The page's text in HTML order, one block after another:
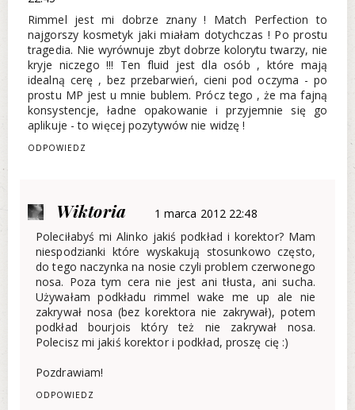
Rimmel jest mi dobrze znany ! Match Perfection to
najgorszy kosmetyk jaki miałam dotychczas ! Po prostu
tragedia. Nie wyrównuje zbyt dobrze kolorytu twarzy, nie
kryje niczego !!! Ten fluid jest dla osób , które mają
idealną cerę , bez przebarwień, cieni pod oczyma - po
prostu MP jest u mnie bublem. Prócz tego , że ma fajną
konsystencje, ładne opakowanie i przyjemnie się go
aplikuje - to więcej pozytywów nie widzę !
ODPOWIEDZ
Wiktoria
1 marca 2012 22:48
Poleciłabyś mi Alinko jakiś podkład i korektor? Mam
niespodzianki które wyskakują stosunkowo często,
do tego naczynka na nosie czyli problem czerwonego
nosa. Poza tym cera nie jest ani tłusta, ani sucha.
Używałam podkładu rimmel wake me up ale nie
zakrywał nosa (bez korektora nie zakrywał), potem
podkład bourjois który też nie zakrywał nosa.
Polecisz mi jakiś korektor i podkład, proszę cię :)
Pozdrawiam!
ODPOWIEDZ